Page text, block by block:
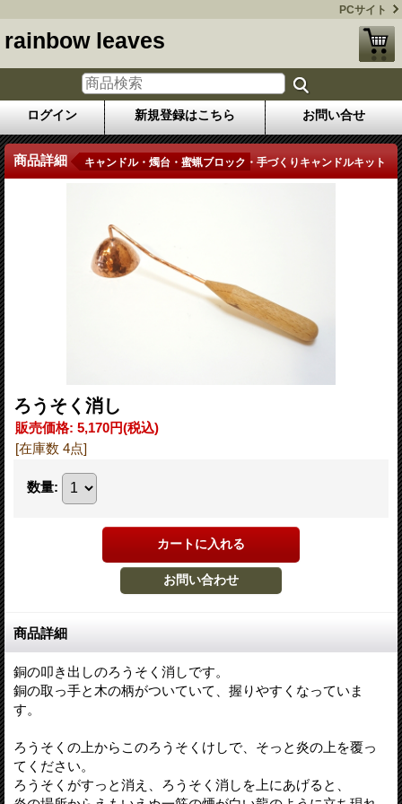
PCサイト
rainbow leaves
ログイン 新規登録はこちら お問い合せ
商品詳細 キャンドル・燭台・蜜蝋ブロック・手づくりキャンドルキット
ろうそく消し
販売価格: 5,170円(税込)
[在庫数 4点]
数量:
商品詳細
銅の叩き出しのろうそく消しです。
銅の取っ手と木の柄がついていて、握りやすくなっていま
す。
ろうそくの上からこのろうそくけしで、そっと炎の上を覆っ
てください。
ろうそくがすっと消え、ろうそく消しを上にあげると、